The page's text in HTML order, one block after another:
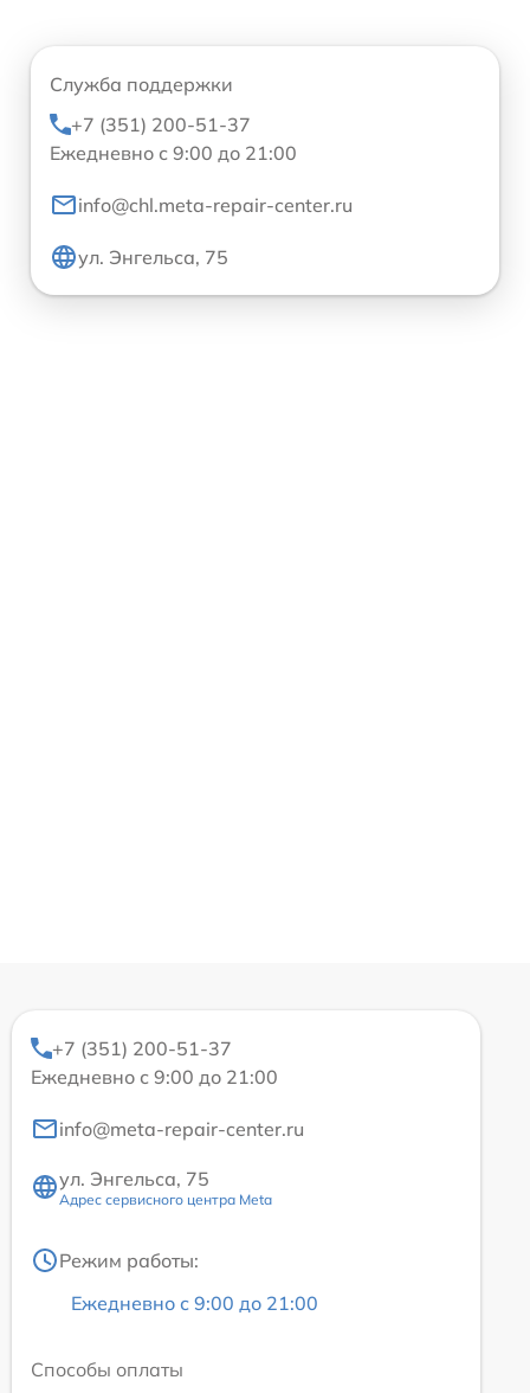
Служба поддержки
+7 (351) 200-51-37
Ежедневно с 9:00 до 21:00
info@chl.meta-repair-center.ru
ул. Энгельса, 75
+7 (351) 200-51-37
Ежедневно с 9:00 до 21:00
info@meta-repair-center.ru
ул. Энгельса, 75
Адрес сервисного центра Meta
Режим работы:
Ежедневно с 9:00 до 21:00
Способы оплаты